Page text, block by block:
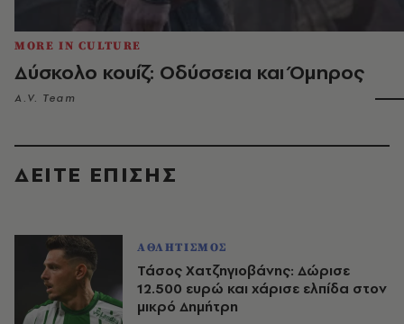
MORE IN CULTURE
Δύσκολο κουίζ: Οδύσσεια και Όμηρος
A.V. Team
ΔΕΙΤΕ ΕΠΙΣΗΣ
ΑΘΛΗΤΙΣΜΟΣ
Τάσος Χατζηγιοβάνης: Δώρισε
12.500 ευρώ και χάρισε ελπίδα στον
μικρό Δημήτρη